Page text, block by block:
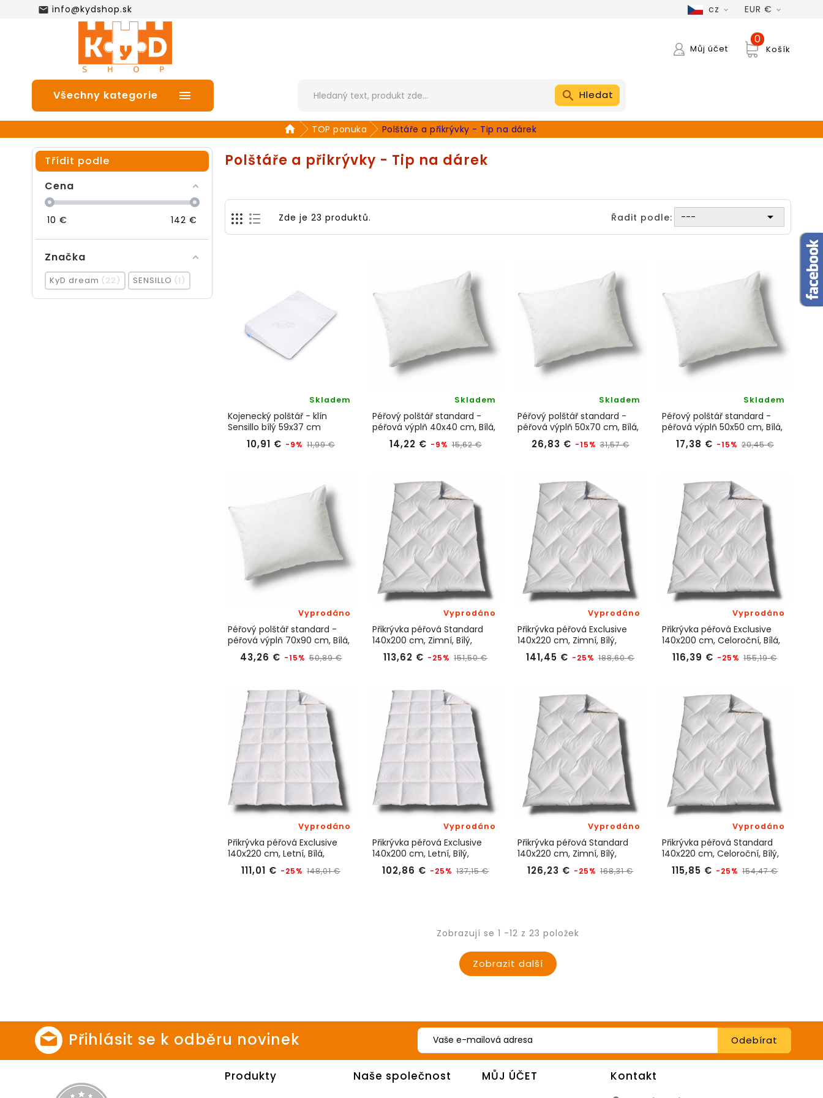
EUR € 
cz 
 info@kydshop.sk
Košík
0
Můj účet
Hledat
Všechny kategorie 
TOP ponuka Polštáře a přikrývky - Tip na dárek
Třídit podle
Cena
10 € 142 €
Značka
KyD dream 22 SENSILLO 1
Polštáře a přikrývky - Tip na dárek
Zde je 23 produktů. Řadit podle: --- 
Kojenecký polštář - klín
Sensillo bílý 59x37 cm
10,91 € Běžná
-9% 11,99 €
Skladem
Cena
Péřový polštář standard -
péřová výplň 40x40 cm, Bílá,
KyDdream
14,22 € Běžná
-9% 15,62 €
Skladem
Cena
Péřový polštář standard -
péřová výplň 50x70 cm, Bílá,
KyDdream
26,83 € Běžná
-15% 31,57 €
Skladem
Cena
Péřový polštář standard -
péřová výplň 50x50 cm, Bílá,
KyDdream
17,38 € Běžná
-15% 20,45 €
Skladem
Cena
Péřový polštář standard -
péřová výplň 70x90 cm, Bílá,
KyDdream
43,26 € Běžná
-15% 50,89 €
Vyprodáno
Cena
Přikrývka péřová Standard
140x200 cm, Zimní, Bílý,
KyDdream
113,62 € Běžná
-25% 151,50 €
Vyprodáno
Cena
Přikrývka péřová Exclusive
140x220 cm, Zimní, Bílý,
KyDdream
141,45 € Běžná
-25% 188,60 €
Vyprodáno
Cena
Přikrývka péřová Exclusive
140x200 cm, Celoroční, Bílá,
KyDdream
116,39 € Běžná
-25% 155,19 €
Vyprodáno
Cena
Přikrývka péřová Exclusive
140x220 cm, Letní, Bílá,
KyDdream
111,01 € Běžná
-25% 148,01 €
Vyprodáno
Cena
Přikrývka péřová Exclusive
140x200 cm, Letní, Bílý,
KyDdream
102,86 € Běžná
-25% 137,15 €
Vyprodáno
Cena
Přikrývka péřová Standard
140x220 cm, Zimní, Bílý,
KyDdream
126,23 € Běžná
-25% 168,31 €
Vyprodáno
Cena
Přikrývka péřová Standard
140x220 cm, Celoroční, Bílý,
KyDdream
115,85 € Běžná
-25% 154,47 €
Vyprodáno
Cena
Zobrazují se 1 -12 z 23 položek
Zobrazit další
Přihlásit se k odběru novinek
Produkty Naše společnost MŮJ ÚČET Kontakt